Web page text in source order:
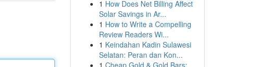
1 How Does Net Billing Affect
Solar Savings in Ar...
1 How to Write a Compelling
Review Readers Wi...
1 Keindahan Kadin Sulawesi
Selatan: Peran dan Kon...
1 Cheap Gold & Gold Bars: